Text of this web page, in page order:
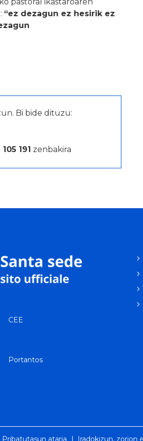
“ez dezagun ez hesirik ez
Bi bide dituzu:
191 zenbakira
CEE
Portantos
Pribatutasun ataria | Iradokizun, zorion